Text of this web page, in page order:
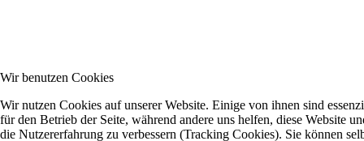
Wir benutzen Cookies
Wir nutzen Cookies auf unserer Website. Einige von ihnen sind
für den Betrieb der Seite, während andere uns helfen, diese Website
die Nutzererfahrung zu verbessern (Tracking Cookies). Sie können